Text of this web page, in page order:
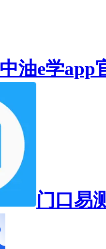
中油e学app
门口易